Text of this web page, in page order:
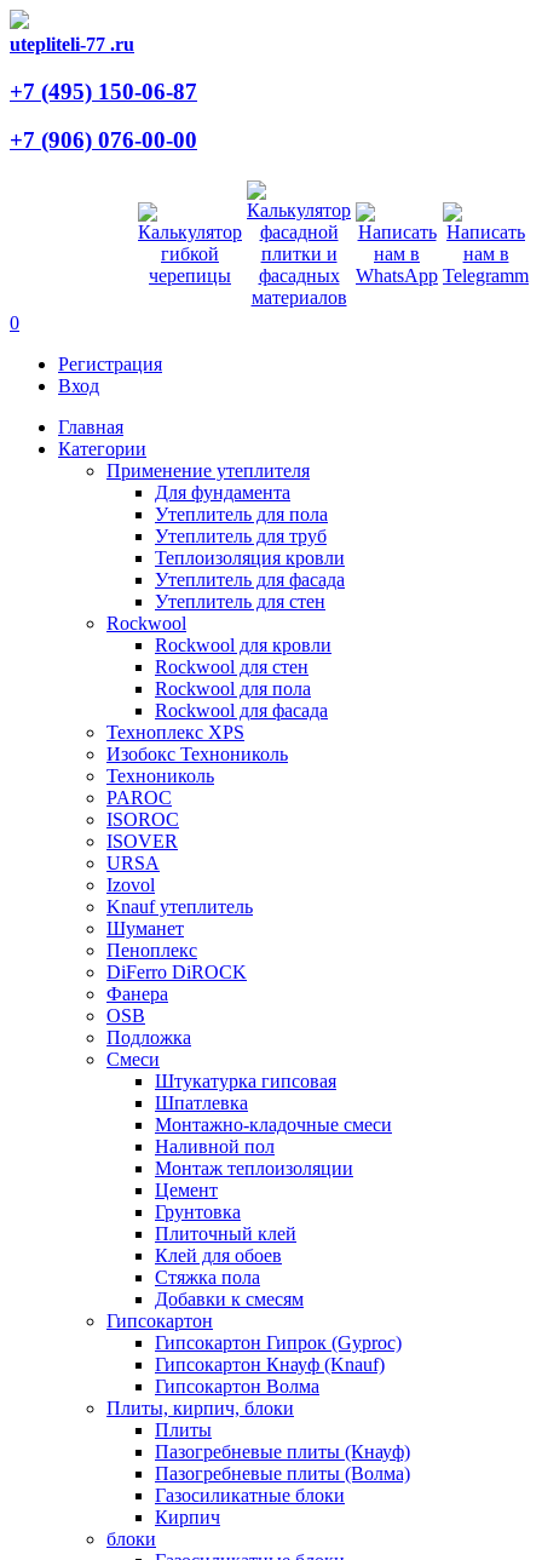
utepliteli-77 .ru
+7 (495) 150-06-87
+7 (906) 076-00-00
0
Регистрация
Вход
Главная
Категории
Применение утеплителя
Для фундамента
Утеплитель для пола
Утеплитель для труб
Теплоизоляция кровли
Утеплитель для фасада
Утеплитель для стен
Rockwool
Rockwool для кровли
Rockwool для стен
Rockwool для пола
Rockwool для фасада
Техноплекс XPS
Изобокс Технониколь
Технониколь
PAROC
ISOROC
ISOVER
URSA
Izovol
Knauf утеплитель
Шуманет
Пеноплекс
DiFerro DiROCK
Фанера
OSB
Подложка
Смеси
Штукатурка гипсовая
Шпатлевка
Монтажно-кладочные смеси
Наливной пол
Монтаж теплоизоляции
Цемент
Грунтовка
Плиточный клей
Клей для обоев
Стяжка пола
Добавки к смесям
Гипсокартон
Гипсокартон Гипрок (Gyproc)
Гипсокартон Кнауф (Knauf)
Гипсокартон Волма
Плиты, кирпич, блоки
Плиты
Пазогребневые плиты (Кнауф)
Пазогребневые плиты (Волма)
Газосиликатные блоки
Кирпич
блоки